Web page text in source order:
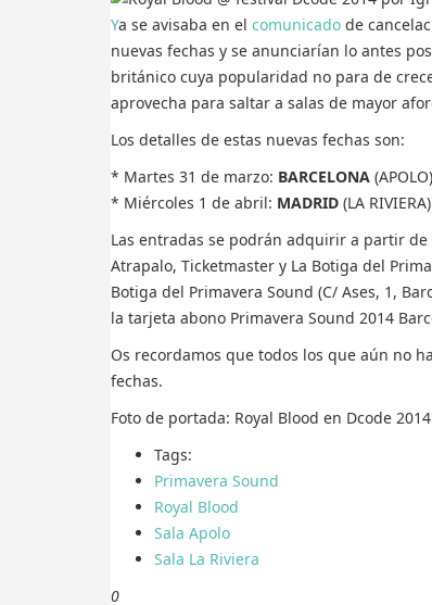
Ya se avisaba en el comunicado de
nuevas fechas y se anunciarían lo antes
británico cuya popularidad no para de
aprovecha para saltar a salas de mayor
Los detalles de estas nuevas fechas son:
* Martes 31 de marzo: BARCELONA (APOLO)
* Miércoles 1 de abril: MADRID (LA RIVIERA)
Las entradas se podrán adquirir a partir
Atrapalo, Ticketmaster y La Botiga del
Botiga del Primavera Sound (C/ Ases, 1,
la tarjeta abono Primavera Sound 2014
Os recordamos que todos los que aún no
fechas.
Foto de portada: Royal Blood en Dcode
Tags:
Primavera Sound
Royal Blood
Sala Apolo
Sala La Riviera
0